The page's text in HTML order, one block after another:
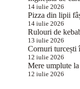
14 iulie 2026
Pizza din lipii
14 iulie 2026
Rulouri de
13 iulie 2026
Cornuri turcești
12 iulie 2026
Mere umplute
12 iulie 2026